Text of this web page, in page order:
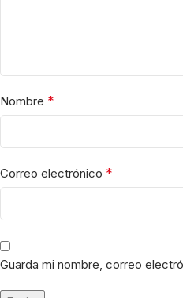
Nombre *
Correo electrónico *
Guarda mi nombre, correo